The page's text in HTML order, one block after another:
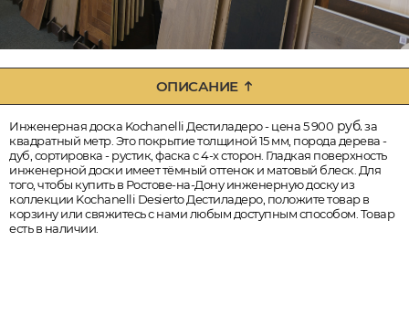
ОПИСАНИЕ
Инженерная доска Kochanelli Дестиладеро - цена 5 900 руб.за
квадратный метр. Это покрытие толщиной 15 мм, порода дерева -
дуб, сортировка - рустик, фаска с 4-х сторон. Гладкая поверхность
инженерной доски имеет тёмный оттенок и матовый блеск. Для
того, чтобы купить в Ростове-на-Дону инженерную доску из
коллекции Kochanelli Desierto Дестиладеро, положите товар в
корзину или свяжитесь с нами любым доступным способом. Товар
есть в наличии.